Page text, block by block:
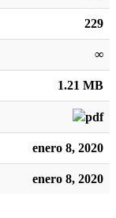
229
∞
1.21 MB
enero 8, 2020
enero 8, 2020